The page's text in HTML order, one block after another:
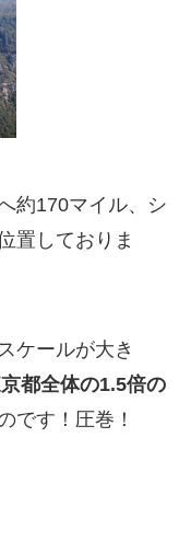
約170マイル、シ
置しておりま
ケールが大き
都全体の1.5倍の
です！圧巻！